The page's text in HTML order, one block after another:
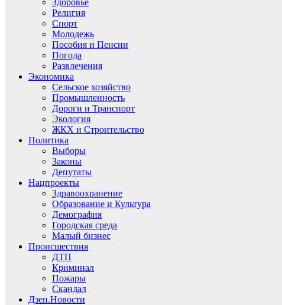
Здоровье
Религия
Спорт
Молодежь
Пособия и Пенсии
Погода
Развлечения
Экономика
Сельское хозяйство
Промышленность
Дороги и Транспорт
Экология
ЖКХ и Строительство
Политика
Выборы
Законы
Депутаты
Нацпроекты
Здравоохранение
Образование и Культура
Демография
Городская среда
Малый бизнес
Происшествия
ДТП
Криминал
Пожары
Скандал
Дзен.Новости